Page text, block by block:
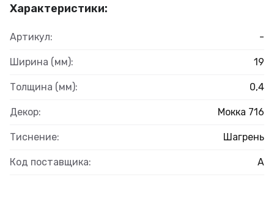
Характеристики:
Артикул: -
Ширина (мм): 19
Толщина (мм): 0,4
Декор: Мокка 716
Тиснение: Шагрень
Код поставщика: А